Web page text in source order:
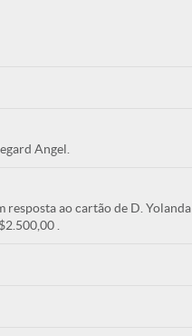
Angel.
resposta ao cartão de D. Yolanda
.